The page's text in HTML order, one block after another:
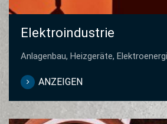
Elektroindustrie
Anlagenbau, Heizgeräte,
ANZEIGEN